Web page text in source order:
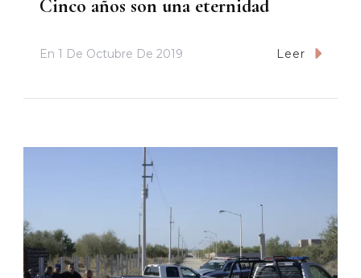
Cinco años son una eternidad
En 1 De Octubre De 2019 Leer